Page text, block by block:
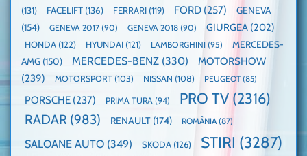
(131)
FACELIFT (136) FERRARI (119) FORD (257)
GENEVA
(154)
GENEVA 2017 (90) GENEVA 2018 (90) GIURGEA (202)
HONDA (122) HYUNDAI (121) LAMBORGHINI (95)
MERCEDES-
AMG (150) MERCEDES-BENZ (330)
MOTORSHOW
(239)
MOTORSPORT (103) NISSAN (108) PEUGEOT(85)
PORSCHE (237) PRIMA TURA (94) PRO TV (2316)
RADAR (983) RENAULT (174) ROMÂNIA (87)
SALOANE AUTO (349) SKODA (126) STIRI (3287)